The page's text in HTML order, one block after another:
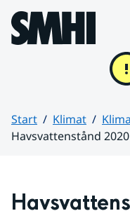
Hoppa till sidans innehåll
Start Klimat
Havsvattenstånd 2020